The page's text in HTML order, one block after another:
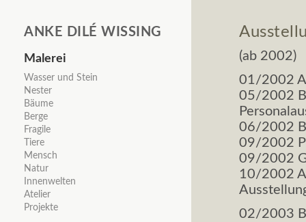
(ab 2002)
01/2002
05/2002
06/2002
09/2002
09/2002
10/2002
02/2003
ANKE DILÉ WISSING
Malerei
Navigation
überspringen
Wasser und Stein
Nester
Bäume
Berge
Fragile
Tiere
Mensch
Natur
Innenwelten
Atelier
Projekte